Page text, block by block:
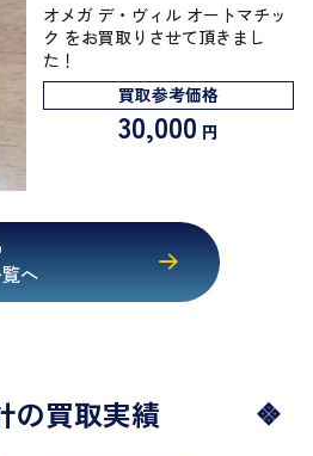
オメガ デ・ヴィル オートマチッ
ク をお買取りさせて頂きまし
た！
買取参考価格
30,000 円
へ
の買取実績